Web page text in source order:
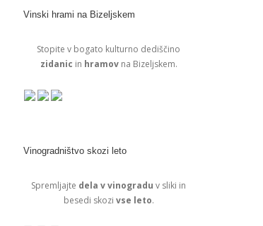
Vinski hrami na Bizeljskem
Stopite v bogato kulturno dediščino
zidanic in hramovna Bizeljskem.
Vinogradništvo skozi leto
Spremljajte dela v vinogradu v sliki in
besedi skozi vse leto.